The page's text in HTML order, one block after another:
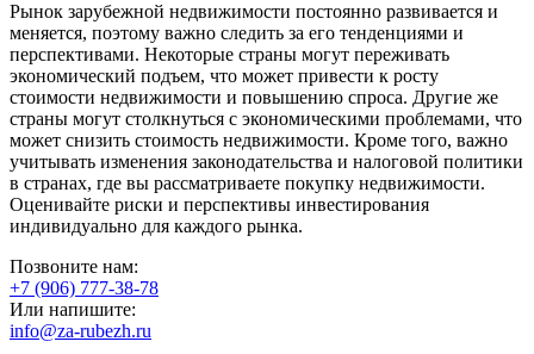
Рынок зарубежной недвижимости постоянно развивается и
меняется, поэтому важно следить за его тенденциями и
перспективами. Некоторые страны могут переживать
экономический подъем, что может привести к росту
стоимости недвижимости и повышению спроса. Другие же
страны могут столкнуться с экономическими проблемами, что
может снизить стоимость недвижимости. Кроме того, важно
учитывать изменения законодательства и налоговой политики
в странах, где вы рассматриваете покупку недвижимости.
Оценивайте риски и перспективы инвестирования
индивидуально для каждого рынка.
Позвоните нам:
+7 (906) 777-38-78
Или напишите:
info@za-rubezh.ru